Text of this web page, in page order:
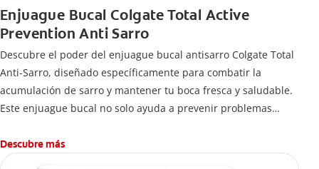
Enjuague Bucal Colgate Total Active
Prevention Anti Sarro
Descubre el poder del enjuague bucal antisarro Colgate Total
Anti-Sarro, diseñado específicamente para combatir la
acumulación de sarro y mantener tu boca fresca y saludable.
Este enjuague bucal no solo ayuda a prevenir problemas
Descubre más